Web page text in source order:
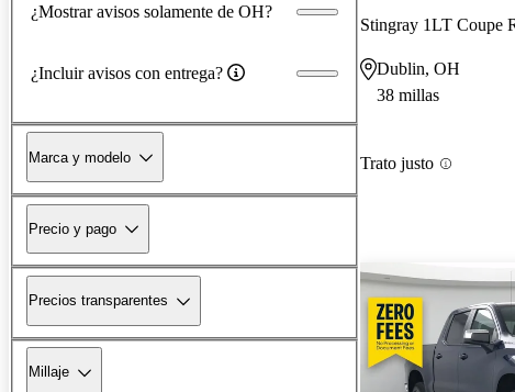
¿Mostrar avisos solamente de OH?
¿Incluir avisos con entrega?
Marca y modelo
Precio y pago
Precios transparentes
Millaje
Stingray 1LT Coupe
Dublin, OH
38 millas
Trato justo